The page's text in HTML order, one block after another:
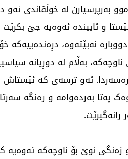
بەرپرسیارن لە خوڵقاندی ئەو
و ئاییندە ئەوەیە جێ
دووبارە نەبێتەوە،
بەڵام لە دوڕیانە
ئەو ترسەی کە ئێستاش
پەتا بەردەوامە و رەنگە
رانەگیرێت.
و زەنگی نوێ بۆ ناوچەکە ئەوەیە